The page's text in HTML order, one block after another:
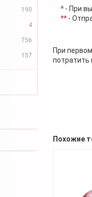
190
4
756
157
*- При
**-
При
потратить
Похожие